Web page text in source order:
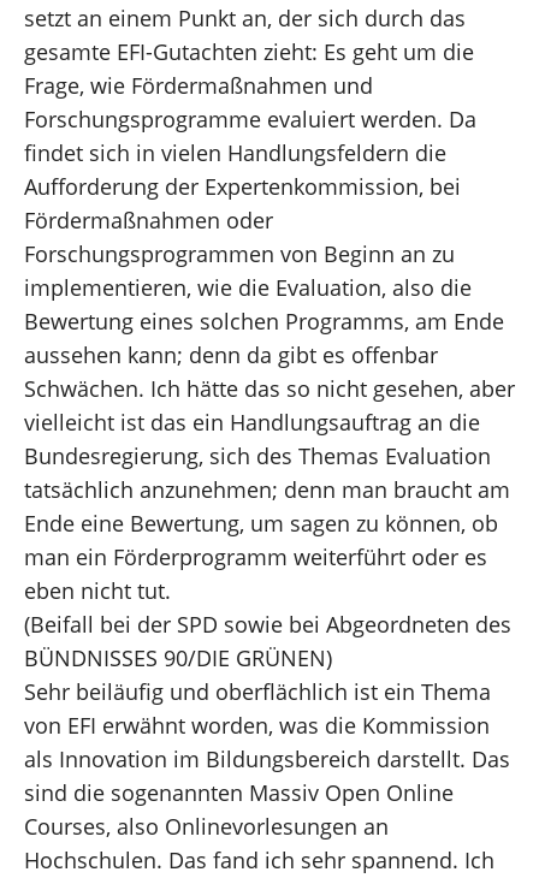
setzt an einem Punkt an, der sich durch das
gesamte EFI-Gutachten zieht: Es geht um die
Frage, wie Fördermaßnahmen und
Forschungsprogramme evaluiert werden. Da
findet sich in vielen Handlungsfeldern die
Aufforderung der Expertenkommission, bei
Fördermaßnahmen oder
Forschungsprogrammen von Beginn an zu
implementieren, wie die Evaluation, also die
Bewertung eines solchen Programms, am Ende
aussehen kann; denn da gibt es offenbar
Schwächen. Ich hätte das so nicht gesehen, aber
vielleicht ist das ein Handlungsauftrag an die
Bundesregierung, sich des Themas Evaluation
tatsächlich anzunehmen; denn man braucht am
Ende eine Bewertung, um sagen zu können, ob
man ein Förderprogramm weiterführt oder es
eben nicht tut.
(Beifall bei der SPD sowie bei Abgeordneten des
BÜNDNISSES 90/DIE GRÜNEN)
Sehr beiläufig und oberflächlich ist ein Thema
von EFI erwähnt worden, was die Kommission
als Innovation im Bildungsbereich darstellt. Das
sind die sogenannten Massiv Open Online
Courses, also Onlinevorlesungen an
Hochschulen. Das fand ich sehr spannend. Ich